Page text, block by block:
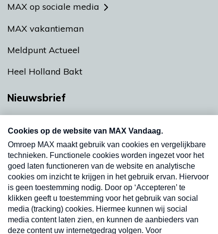
MAX op sociale media
MAX vakantieman
Meldpunt Actueel
Heel Holland Bakt
Nieuwsbrief
nieuwsbrief. Elke vrijdag- en dinsdagochtend in
uw mailbox.
Verzend